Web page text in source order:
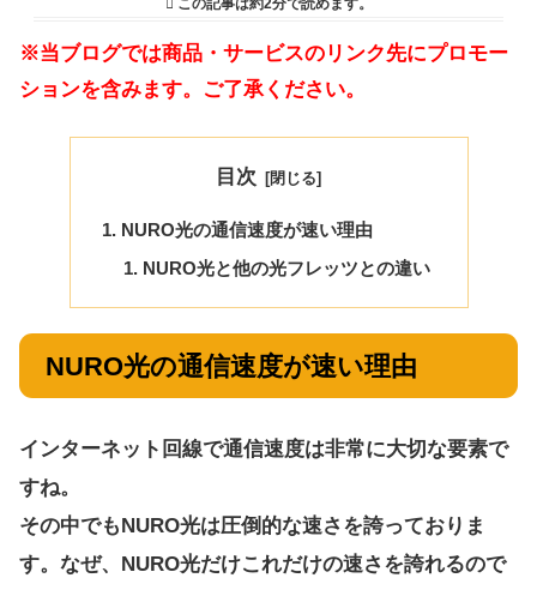
この記事は約2分で読めます。
※当ブログでは商品・サービスのリンク先にプロモー
ションを含みます。ご了承ください。
目次
NURO光の通信速度が速い理由
NURO光と他の光フレッツとの違い
NURO光の通信速度が速い理由
インターネット回線で通信速度は非常に大切な要素で
すね。
その中でもNURO光は圧倒的な速さを誇っておりま
す。なぜ、NURO光だけこれだけの速さを誇れるので